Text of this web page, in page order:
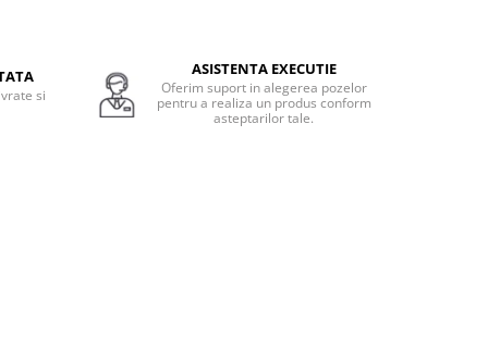
si
ASISTENTA EXECUTIE
Oferim suport in alegerea pozelor
pentru a realiza un produs conform
asteptarilor tale.